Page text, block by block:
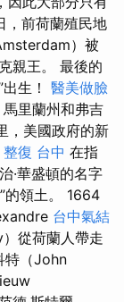
，前荷蘭殖民地
）被
親王。 最後的
生！ 醫美做臉
里蘭州和弗吉
，美國政府的新
復 台中 在指
·華盛頓的名字
的領土。 1664
台中氣結
從荷蘭人帶走
特（John